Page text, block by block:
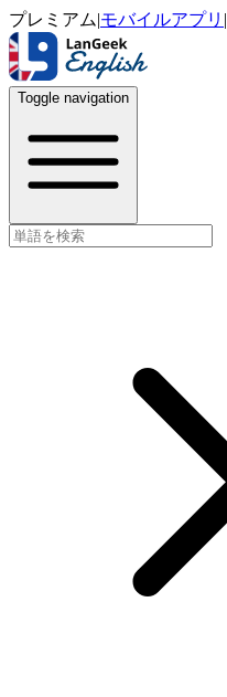
プレミアム|モバイルアプリ |
Toggle navigation